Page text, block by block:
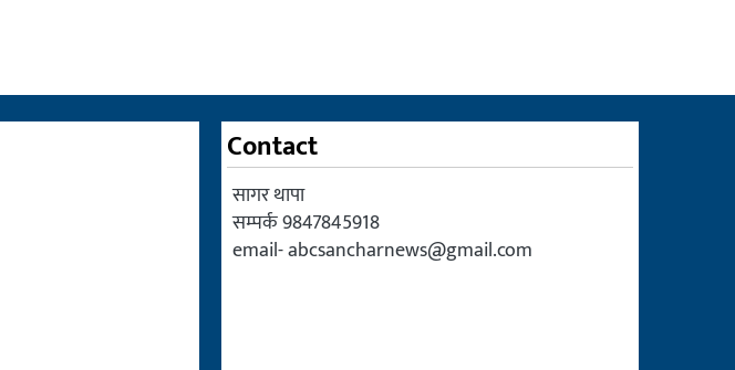
Contact
सागर थापा
सम्पर्क 9847845918
email-abcsancharnews@gmail.com